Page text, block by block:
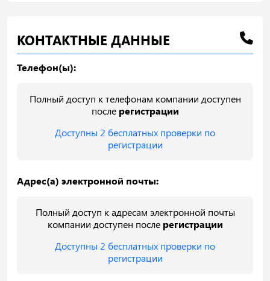
КОНТАКТНЫЕ ДАННЫЕ
Телефон(ы):
Полный доступ к телефонам компании доступен
после регистрации
Доступны 2 бесплатных проверки по
регистрации
Адрес(а) электронной почты:
Полный доступ к адресам электронной почты
компании доступен после регистрации
Доступны 2 бесплатных проверки по
регистрации